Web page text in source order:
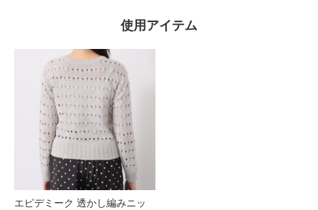
使用アイテム
エピデミーク 透かし編みニッ